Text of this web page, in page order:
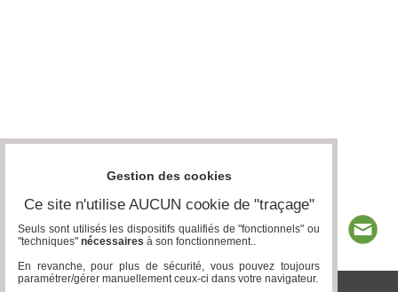
Gestion des cookies
Ce site n'utilise AUCUN cookie de "traçage"
Seuls sont utilisés les dispositifs qualifiés de "fonctionnels" ou
"techniques" nécessaires à son fonctionnement..
En revanche, pour plus de sécurité, vous pouvez toujours
paramétrer/gérer manuellement ceux-ci dans votre navigateur.